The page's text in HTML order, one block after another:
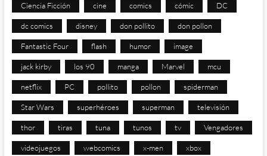
Ciencia Ficción cine comics cómic DC
dc comics disney don pollito don pollon
Fantastic Four flash humor image
jack kirby los 90 manga Marvel mcu
netflix PC pollito pollon spiderman
Star Wars superhéroes superman televisión
thor tiras tuna tunos tv Vengadores
videojuegos webcomics x-men xbox